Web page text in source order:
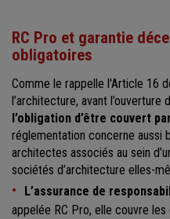
RC Pro et garantie
obligatoires
Comme le rappelle l'Article 16
l’architecture, avant l’ouverture
l’obligation d’être couvert
réglementation concerne aussi
architectes associés au sein
sociétés d’architecture elles-
L’assurance de
appelée RC Pro, elle couvre